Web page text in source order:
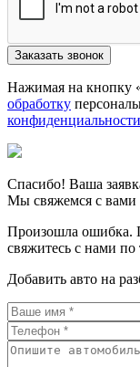
Нажимая на кнопку
обработку
конфиденциальности
Спасибо! Ваша
Мы свяжемся с вами
Произошла ошибка.
свяжитесь с нами
Добавить авто на